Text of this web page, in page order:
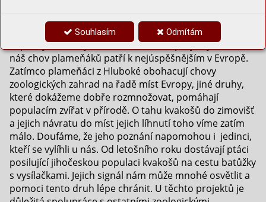
Souhlasím Odmítám
jsou Evropská nebo dokonce Světová asociace zoo a
akvárií a má na svém kontě významné chovatelské
úspěchy nebo zajímavé ochranářské projekty. Třeba
náš chov plameňáků patří k nejúspěšnějším v Evropě.
Zatímco plameňáci z Hluboké obohacují chovy
zoologických zahrad na řadě míst Evropy, jiné druhy,
které dokážeme dobře rozmnožovat, pomáhají
populacím zvířat v přírodě. O tahu kvakošů do zimovišť
a jejich návratu do míst jejich líhnutí toho víme zatím
málo. Doufáme, že jeho poznání napomohou i jedinci,
kteří se vylíhli u nás. Od letošního roku dostávají ptáci
posilující jihočeskou populaci kvakošů na cestu batůžky
s vysílačkami. Jejich signál nám může mnohé osvětlit a
pomoci tento druh lépe chránit. U těchto projektů je